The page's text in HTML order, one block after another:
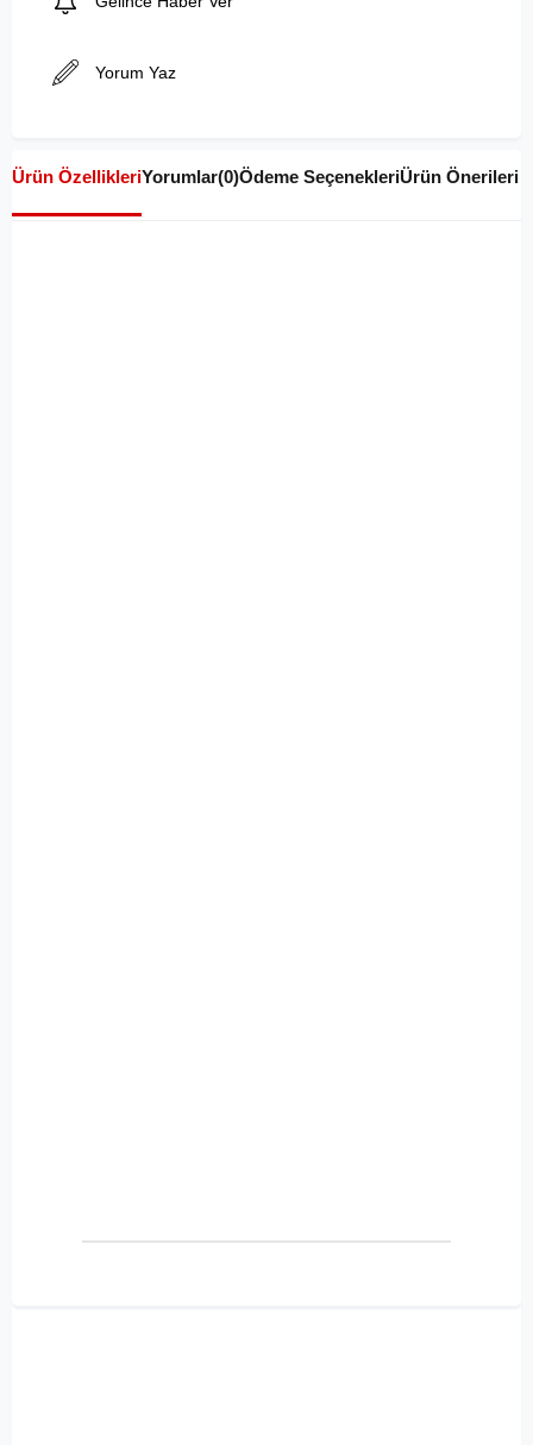
Yorum Yaz
Ürün ÖzellikleriYorumlar(0)Ödeme SeçenekleriÜrün Önerileri